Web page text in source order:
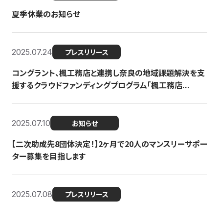
夏季休業のお知らせ
2025.07.24 プレスリリース
コングラント、楓工務店と連携し奈良の地域課題解決を支
援するクラウドファンディングプログラム「楓工務店...
2025.07.10 お知らせ
【二次助成先8団体決定！】2ヶ月で20人のマンスリーサポー
ター募集を目指します
2025.07.08 プレスリリース